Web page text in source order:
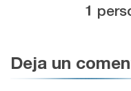
1
Deja un